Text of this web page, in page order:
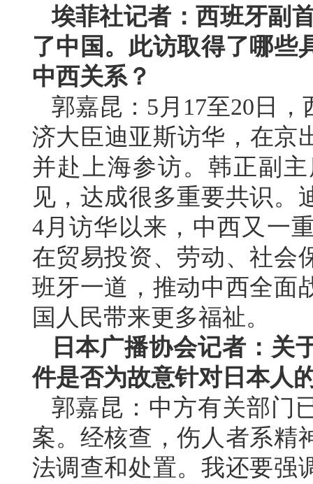
埃菲社记者：西班牙副
了中国。此访取得了哪些
中西关系？
郭嘉昆：5月17至20日
济大臣迪亚斯访华，在京
并赴上海参访。韩正副
见，达成很多重要共识。
4月访华以来，中西又一
在贸易投资、劳动、社会
班牙一道，推动中西全面
国人民带来更多福祉。
日本广播协会记者：关
件是否为故意针对日本人
郭嘉昆：中方有关部门
案。经核查，伤人者系精
法调查和处置。我还要强